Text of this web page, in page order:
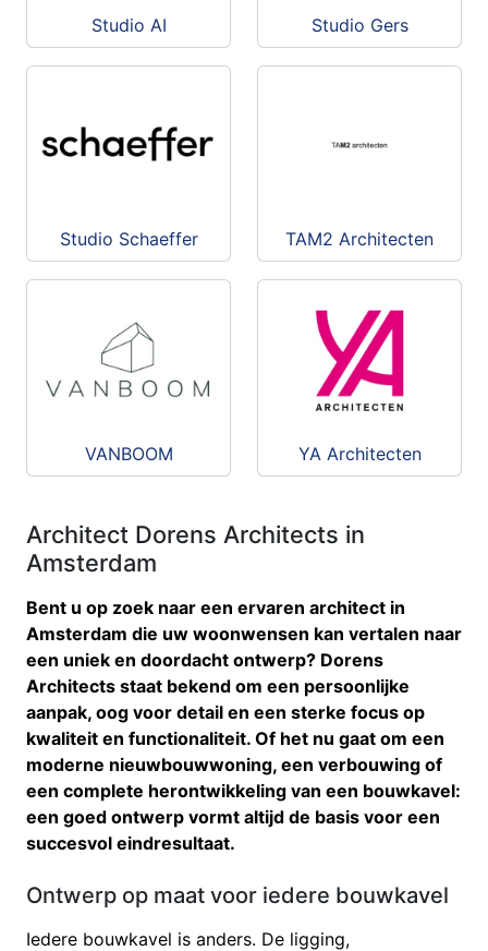
Studio AI Studio Gers
Studio Schaeffer TAM2 Architecten
VANBOOM YA Architecten
Architect Dorens Architects in
Amsterdam
Bent u op zoek naar een ervaren architect in
Amsterdam die uw woonwensen kan vertalen naar
een uniek en doordacht ontwerp? Dorens
Architects staat bekend om een persoonlijke
aanpak, oog voor detail en een sterke focus op
kwaliteit en functionaliteit. Of het nu gaat om een
moderne nieuwbouwwoning, een verbouwing of
een complete herontwikkeling van een bouwkavel:
een goed ontwerp vormt altijd de basis voor een
succesvol eindresultaat.
Ontwerp op maat voor iedere bouwkavel
Iedere bouwkavel is anders. De ligging,